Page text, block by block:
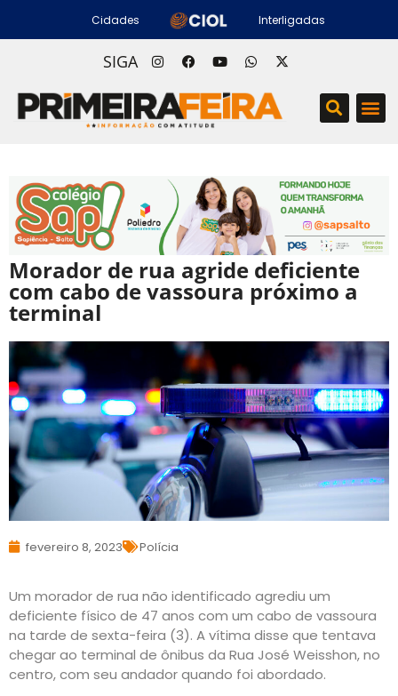
Cidades Interligadas
SIGA
Morador de rua agride deficiente
com cabo de vassoura próximo a
terminal
fevereiro 8, 2023 Polícia
Um morador de rua não identificado agrediu um
deficiente físico de 47 anos com um cabo de vassoura
na tarde de sexta-feira (3). A vítima disse que tentava
chegar ao terminal de ônibus da Rua José Weisshon, no
centro, com seu andador quando foi abordado.